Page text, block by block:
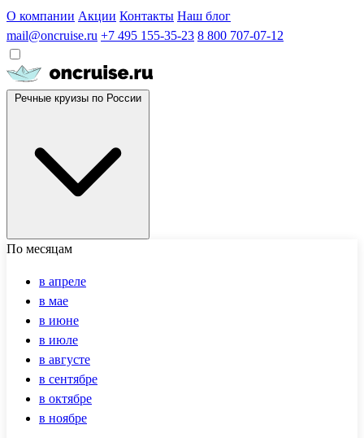
О компании Акции Контакты Наш блог
mail@oncruise.ru +7 495 155-35-23 8 800 707-07-12
По месяцам
в апреле
в мае
в июне
в июле
в августе
в сентябре
в октябре
в ноябре